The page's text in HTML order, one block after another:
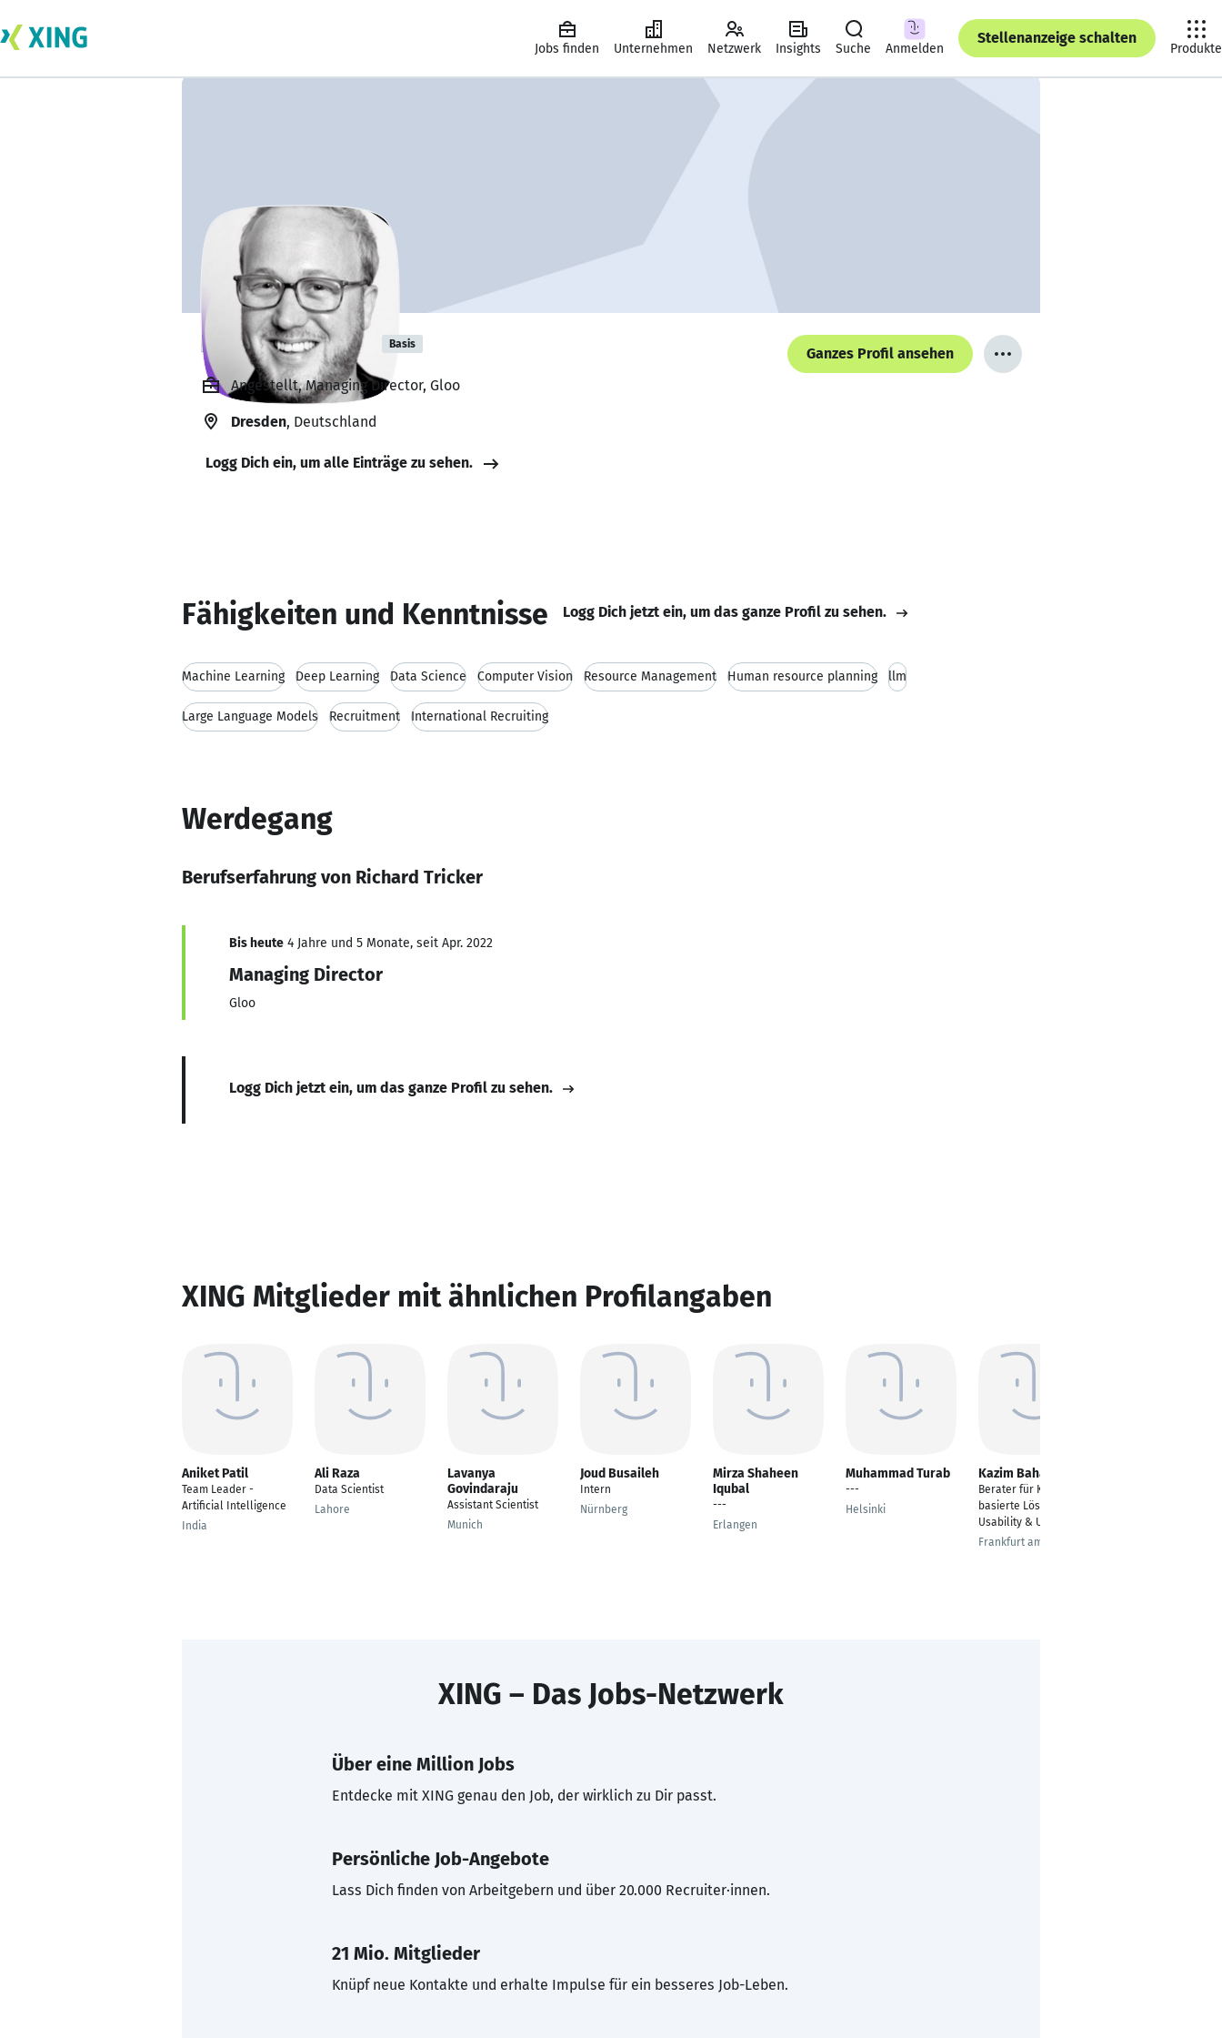
Jobs finden Unternehmen Netzwerk Insights Suche Anmelden
Stellenanzeige schalten
Produkte
Richard Tricker Basis
Ganzes Profil ansehen
Angestellt, Managing Director, Gloo
Dresden, Deutschland
Logg Dich ein, um alle Einträge zu sehen.
Fähigkeiten und Kenntnisse Logg Dich jetzt ein, um das ganze Profil zu sehen.
Machine Learning Deep Learning Data Science Computer Vision Resource Management Human resource planning llm
Large Language Models Recruitment International Recruiting
Werdegang
Berufserfahrung von Richard Tricker
Bis heute 4 Jahre und 5 Monate, seit Apr. 2022
Managing Director
Gloo
Logg Dich jetzt ein, um das ganze Profil zu sehen.
XING Mitglieder mit ähnlichen Profilangaben
Aniket Patil
Team Leader -
Artificial Intelligence
India
Ali Raza
Data Scientist
Lahore
Lavanya
Govindaraju
Assistant Scientist
Munich
Joud Busaileh
Intern
Nürnberg
Mirza Shaheen
Iqubal
---
Erlangen
Muhammad Turab
---
Helsinki
Kazim Bahar
Berater für KI-
basierte Lösungen, KI
Usability & UX
Frankfurt am Main
XING – Das Jobs-Netzwerk
Über eine Million Jobs
Entdecke mit XING genau den Job, der wirklich zu Dir passt.
Persönliche Job-Angebote
Lass Dich finden von Arbeitgebern und über 20.000 Recruiter·innen.
21 Mio. Mitglieder
Knüpf neue Kontakte und erhalte Impulse für ein besseres Job-Leben.